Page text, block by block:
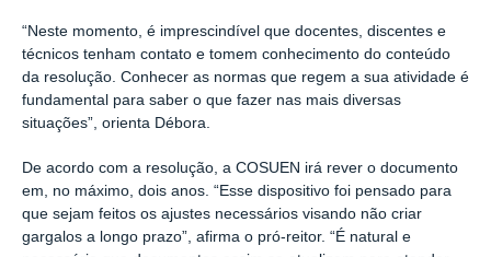
“Neste momento, é imprescindível que docentes, discentes e
técnicos tenham contato e tomem conhecimento do conteúdo
da resolução. Conhecer as normas que regem a sua atividade é
fundamental para saber o que fazer nas mais diversas
situações”, orienta Débora.
De acordo com a resolução, a COSUEN irá rever o documento
em, no máximo, dois anos. “Esse dispositivo foi pensado para
que sejam feitos os ajustes necessários visando não criar
gargalos a longo prazo”, afirma o pró-reitor. “É natural e